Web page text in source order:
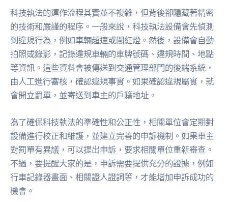
科技執法的運作流程其實並不複雜，但背後卻隱藏著精密
的技術和嚴謹的程序。一般來說，科技執法設備會先偵測
到違規行為，例如車輛超速或闖紅燈。然後，設備會自動
拍照或錄影，記錄違規車輛的車牌號碼、違規時間、地點
等資訊。這些資料會被傳送到交通管理部門的後端系統，
由人工進行審核，確認違規事實。如果確認違規屬實，就
會開立罰單，並寄送到車主的戶籍地址。
為了確保科技執法的準確性和公正性，相關單位會定期對
設備進行校正和維護，並建立完善的申訴機制。如果車主
對罰單有異議，可以提出申訴，要求相關單位重新審查。
不過，要提醒大家的是，申訴需要提供充分的證據，例如
行車記錄器畫面、相關證人證詞等，才能增加申訴成功的
機會。